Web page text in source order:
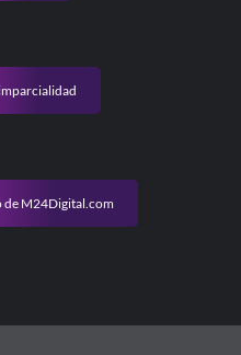
de M24Digital.com